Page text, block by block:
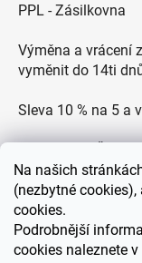
Na našich
(nezbytné
cookies.
Podrobnější
cookies naleznete v
PPL - Zásilkovna
Výměna a vrácení
vyměnit do 14ti
Sleva 10 % na 5 a
Zákaznická
hodin